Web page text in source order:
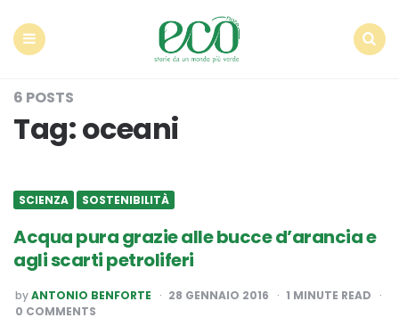
6 POSTS
Tag:oceani
SCIENZA SOSTENIBILITÀ
Acqua pura grazie alle bucce d’arancia e
agli scarti petroliferi
POSTED
BY
byANTONIO BENFORTE 28 GENNAIO 2016 1 MINUTE READ
0 COMMENTS